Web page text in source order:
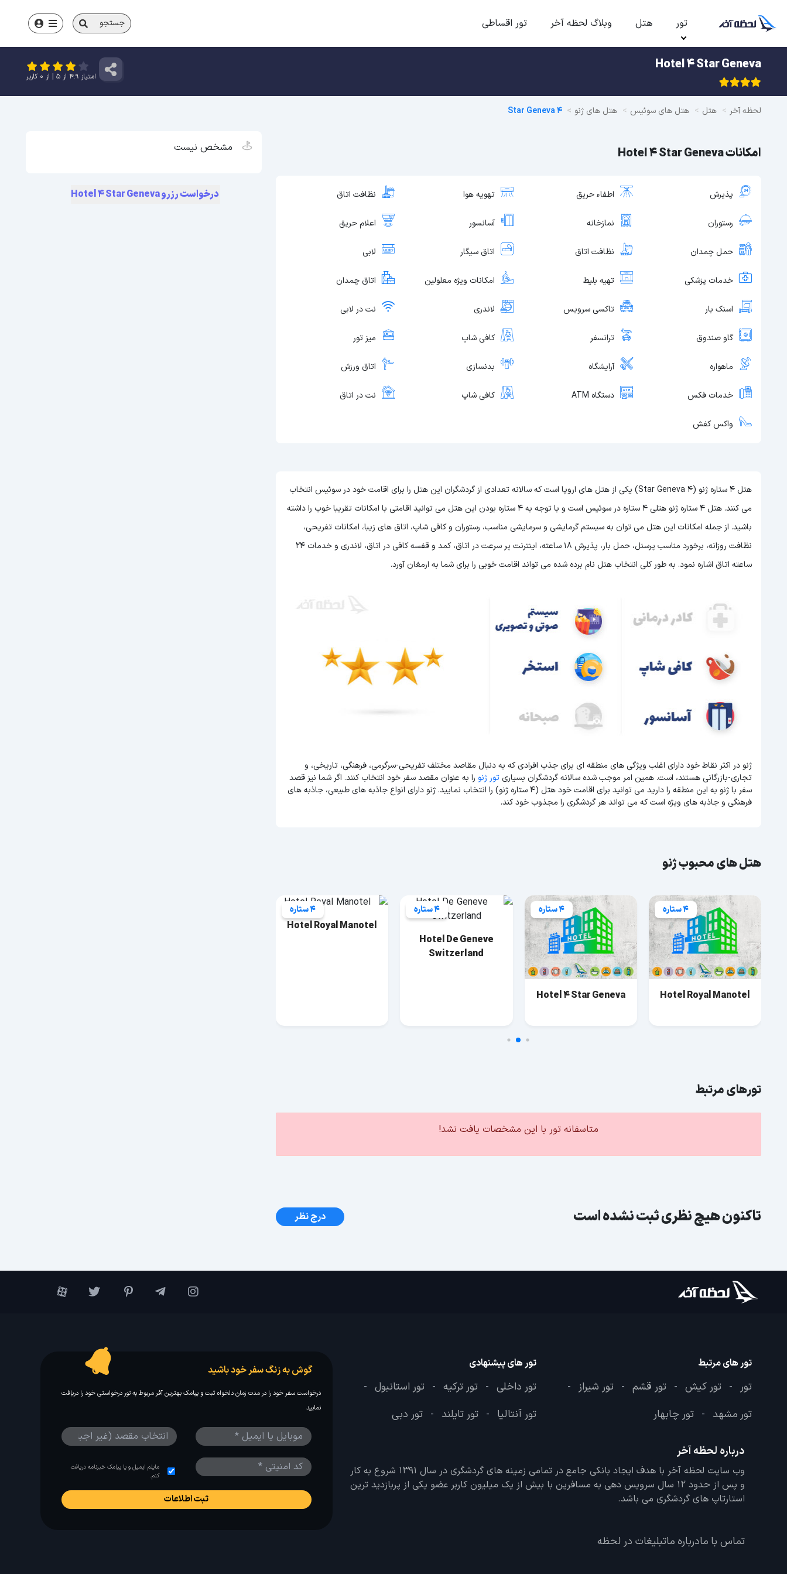
تور هتل وبلاگ لحظه آخر تور اقساطی جستجو
Hotel 4 Star Geneva
امتیاز 4.9 از 5 | از 0 کاربر
لحظه آخر هتل هتل های سوئیس هتل های ژنو 4 Star Geneva
امکانات Hotel 4 Star Geneva
پذیرش اطفاء حریق تهویه هوا نظافت اتاق
رستوران نمازخانه آسانسور اعلام حریق
حمل چمدان نظافت اتاق اتاق سیگار لابی
خدمات پزشکی تهیه بلیط امکانات ویژه معلولین اتاق چمدان
اسنک بار تاکسی سرویس لاندری نت در لابی
گاو صندوق ترانسفر کافی شاپ میز تور
ماهواره آرایشگاه بدنسازی اتاق ورزش
خدمات فکس دستگاه ATM کافی شاپ نت در اتاق
واکس کفش
هتل 4 ستاره ژنو (4 Star Geneva) یکی از هتل های اروپا است که سالانه تعدادی از گردشگران این هتل را برای اقامت خود در سوئیس انتخاب
می کنند. هتل 4 ستاره ژنو هتلی 4 ستاره در سوئیس است و با توجه به 4 ستاره بودن این هتل
می توانید اقامتی با امکانات تقریبا خوب را داشته
باشید. از جمله امکانات این هتل می توان به سیستم گرمایشی و سرمایشی مناسب، رستوران و کافی شاپ، اتاق های زیبا، امکانات تفریحی،
نظافت روزانه، برخورد مناسب پرسنل، حمل بار، پذیرش 18 ساعته، اینترنت پر سرعت در اتاق، کمد و قفسه کافی در اتاق، لاندری و خدمات 24
ساعته اتاق اشاره نمود. به طور کلی انتخاب هتل نام برده شده می تواند اقامت خوبی را برای شما به ارمغان آورد.
ژنو در اکثر نقاط خود دارای اغلب ویژگی های منطقه ای برای جذب افرادی که به دنبال مقاصد مختلف تفریحی-سرگرمی، فرهنگی، تاریخی، و
تجاری-بازرگانی هستند، است. همین امر موجب شده سالانه گردشگران بسیاریتور ژنو را به عنوان مقصد سفر خود انتخاب کنند. اگر شما نیز قصد
سفر با ژنو به این منطقه را دارید می توانید برای اقامت خود هتل (4 ستاره ژنو) را انتخاب نمایید. ژنو دارای انواع جاذبه های طبیعی، جاذبه های
فرهنگی و جاذبه های ویژه است که می تواند هر گردشگری را مجذوب خود کند.
هتل های محبوب ژنو
4 ستاره
Hotel Royal Manotel
4 ستاره
Hotel 4 Star Geneva
4 ستاره
Hotel De Geneve
Switzerland
4 ستاره
Hotel Royal Manotel
تورهای مرتبط
متاسفانه تور با این مشخصات یافت نشد!
تاکنون هیچ نظری ثبت نشده است درج نظر
مشخص نیست
درخواست رزرو Hotel 4 Star Geneva
تور های مرتبط
تور - تور کیش - تور قشم - تور شیراز -
تور مشهد - تور چابهار
تور های پیشنهادی
تور داخلی - تور ترکیه - تور استانبول -
تور آنتالیا - تور تایلند - تور دبی
درباره لحظه آخر
وب سایت لحظه آخر با هدف ایجاد بانکی جامع در تمامی زمینه های گردشگری در سال 1391 شروع به کار
و پس از حدود 12 سال سرویس دهی به مسافرین با بیش از یک میلیون کاربر عضو یکی از پربازدید ترین
استارتاپ های گردشگری می باشد.
تماس با مادرباره ماتبلیغات در لحظه
گوش به زنگ سفر خود باشید
درخواست سفر خود را در مدت زمان دلخواه ثبت و پیامک بهترین آفر مربوط به تور درخواستی خود را دریافت
نمایید
مایلم ایمیل و یا پیامک خبرنامه دریافت
کنم.